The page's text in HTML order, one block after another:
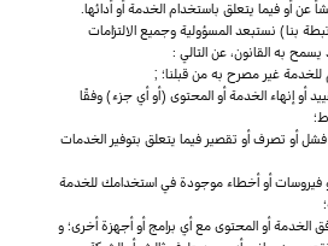
عن أو فيما يتعلق باستخدام الخدمة أو أدائها.
بنا) نستبعد المسؤولية وجميع الالتزامات
به القانون، عن التالي :
للخدمة غير مصرح به من قبلنا؛ ;
أو إنهاء الخدمة أو المحتوى (أو أي جزء) وفقًا
فشل أو تصرف أو تقصير فيما يتعلق بتوفير الخدمات
فيروسات أو أخطاء موجودة في استخدامك للخدمة
الخدمة أو المحتوى مع أي برامج أو أجهزة أخرى؛ و